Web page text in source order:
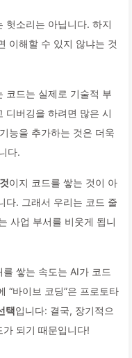
헛소리는 아닙니다. 하지
이해할 수 있지 않냐는 것
코드는 실제로 기술적 부
디버깅을 하려면 많은 시
능을 추가하는 것은 더욱
다.
이지 코드를 쌓는 것이 아
다. 그래서 우리는 코드 줄
사업 부서를 비웃게 됩니
쌓는 속도는 AI가 코드
“바이브 코딩”은 프로토타
택입니다: 결국, 장기적으
되기 때문입니다!